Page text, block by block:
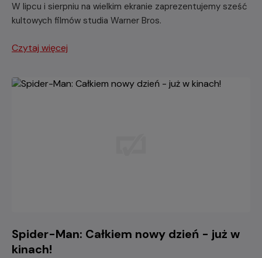
W lipcu i sierpniu na wielkim ekranie zaprezentujemy sześć
kultowych filmów studia Warner Bros.
Czytaj więcej
Spider-Man: Całkiem nowy dzień - już w
kinach!